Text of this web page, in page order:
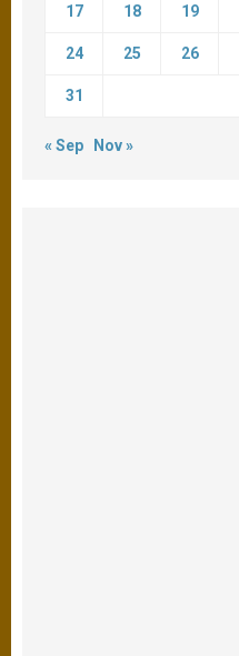
17 18 19
24 25 26
31
« Sep Nov »